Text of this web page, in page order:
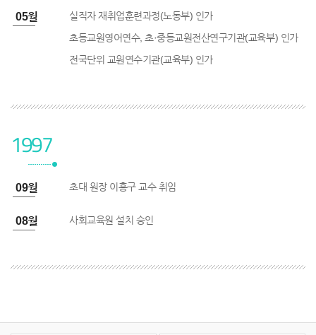
05월
실직자 재취업훈련과정(노동부) 인가
초등교원영어연수, 초·중등교원전산연구기관(교육부) 인가
전국단위 교원연수기관(교육부) 인가
1997
09월 초대 원장 이흥구 교수 취임
08월 사회교육원 설치 승인